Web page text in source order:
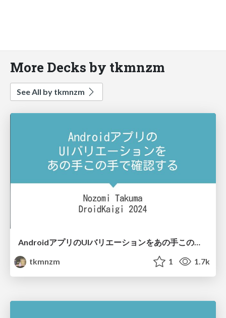
More Decks by tkmnzm
See All by tkmnzm
AndroidアプリのUIバリエーションをあの手この手で確認する / Check UI variations of Android apps by various means
tkmnzm
1 1.7k